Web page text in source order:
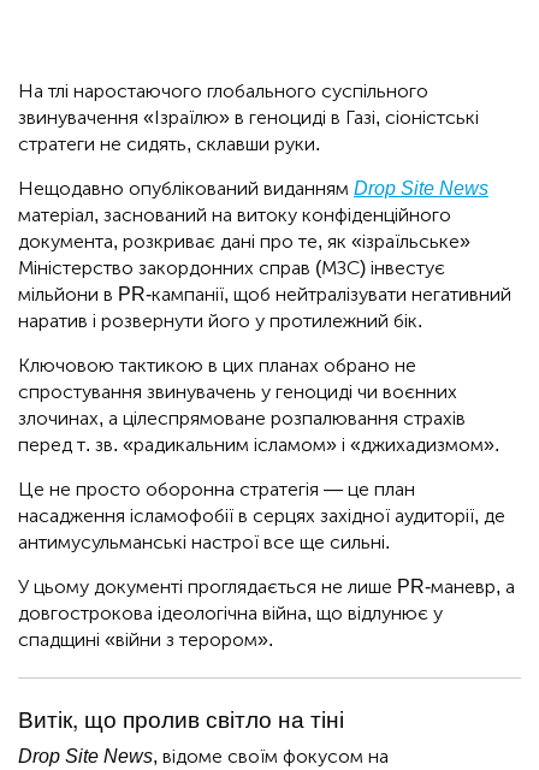
На тлі наростаючого глобального суспільного
звинувачення «Ізраїлю» в геноциді в Газі, сіоністські
стратеги не сидять, склавши руки.
Нещодавно опублікований виданням Drop Site News
матеріал, заснований на витоку конфіденційного
документа, розкриває дані про те, як «ізраїльське»
Міністерство закордонних справ (МЗС) інвестує
мільйони в PR-кампанії, щоб нейтралізувати негативний
наратив і розвернути його у протилежний бік.
Ключовою тактикою в цих планах обрано не
спростування звинувачень у геноциді чи воєнних
злочинах, а цілеспрямоване розпалювання страхів
перед т. зв. «радикальним ісламом» і «джихадизмом».
Це не просто оборонна стратегія — це план
насадження ісламофобії в серцях західної аудиторії, де
антимусульманські настрої все ще сильні.
У цьому документі проглядається не лише PR-маневр, а
довгострокова ідеологічна війна, що відлунює у
спадщині «війни з терором».
Витік, що пролив світло на тіні
Drop Site News, відоме своїм фокусом на